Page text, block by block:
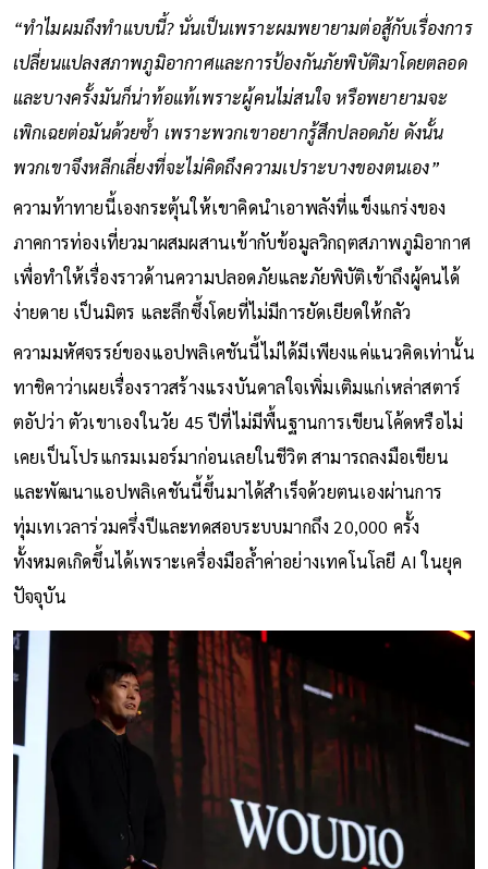
“ทำไมผมถึงทำแบบนี้? นั่นเป็นเพราะผมพยายามต่อสู้กับเรื่องการ
เปลี่ยนแปลงสภาพภูมิอากาศและการป้องกันภัยพิบัติมาโดยตลอด
และบางครั้งมันก็น่าท้อแท้เพราะผู้คนไม่สนใจ หรือพยายามจะ
เพิกเฉยต่อมันด้วยซ้ำ เพราะพวกเขาอยากรู้สึกปลอดภัย ดังนั้น
พวกเขาจึงหลีกเลี่ยงที่จะไม่คิดถึงความเปราะบางของตนเอง”
ความท้าทายนี้เองกระตุ้นให้เขาคิดนำเอาพลังที่แข็งแกร่งของ
ภาคการท่องเที่ยวมาผสมผสานเข้ากับข้อมูลวิกฤตสภาพภูมิอากาศ
เพื่อทำให้เรื่องราวด้านความปลอดภัยและภัยพิบัติเข้าถึงผู้คนได้
ง่ายดาย เป็นมิตร และลึกซึ้งโดยที่ไม่มีการยัดเยียดให้กลัว
ความมหัศจรรย์ของแอปพลิเคชันนี้ไม่ได้มีเพียงแค่แนวคิดเท่านั้น
ทาชิคาว่าเผยเรื่องราวสร้างแรงบันดาลใจเพิ่มเติมแก่เหล่าสตาร์
ตอัปว่า ตัวเขาเองในวัย 45 ปีที่ไม่มีพื้นฐานการเขียนโค้ดหรือไม่
เคยเป็นโปรแกรมเมอร์มาก่อนเลยในชีวิต สามารถลงมือเขียน
และพัฒนาแอปพลิเคชันนี้ขึ้นมาได้สำเร็จด้วยตนเองผ่านการ
ทุ่มเทเวลาร่วมครึ่งปีและทดสอบระบบมากถึง 20,000 ครั้ง
ทั้งหมดเกิดขึ้นได้เพราะเครื่องมือล้ำค่าอย่างเทคโนโลยี AI ในยุค
ปัจจุบัน